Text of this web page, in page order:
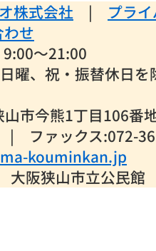
株式会社 | プラ
せ
～21:00
曜、祝・振替休日
市今熊1丁目106番
| ファックス:072-
kouminkan.jp
阪狭山市立公民館